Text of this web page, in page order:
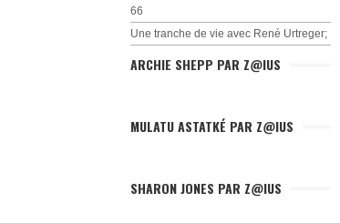
66
Une tranche de vie avec René Urtreger;
ARCHIE SHEPP PAR Z@IUS
MULATU ASTATKÉ PAR Z@IUS
SHARON JONES PAR Z@IUS